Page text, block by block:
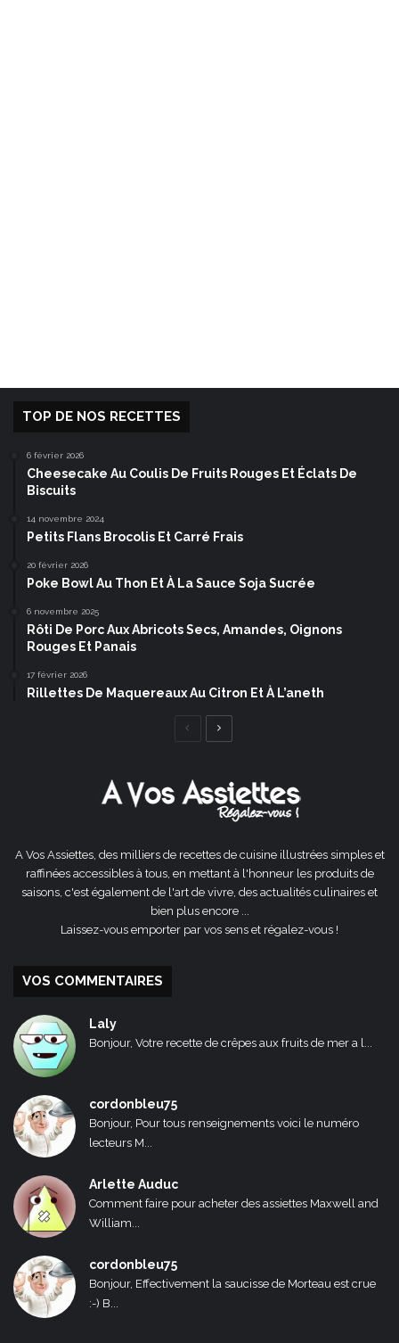
TOP DE NOS RECETTES
6 février 2026
Cheesecake Au Coulis De Fruits Rouges Et Éclats De
Biscuits
14 novembre 2024
Petits Flans Brocolis Et Carré Frais
20 février 2026
Poke Bowl Au Thon Et À La Sauce Soja Sucrée
6 novembre 2025
Rôti De Porc Aux Abricots Secs, Amandes, Oignons
Rouges Et Panais
17 février 2026
Rillettes De Maquereaux Au Citron Et À L’aneth
Page
A Vos Assiettes, des milliers de recettes de cuisine illustrées simples et
raffinées accessibles à tous, en mettant à l'honneur les produits de
saisons, c'est également de l'art de vivre, des actualités culinaires et
bien plus encore ...
Laissez-vous emporter par vos sens et régalez-vous !
VOS COMMENTAIRES
Laly
Bonjour, Votre recette de crêpes aux fruits de mer a l...
cordonbleu75
Bonjour, Pour tous renseignements voici le numéro
lecteurs M...
Arlette Auduc
Comment faire pour acheter des assiettes Maxwell and
William...
cordonbleu75
Bonjour, Effectivement la saucisse de Morteau est crue
:-) B...